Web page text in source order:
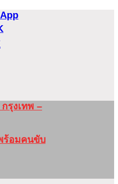
รุงเทพ –
ร้อมคนขับ